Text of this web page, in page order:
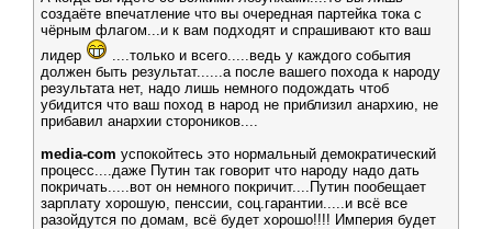
создаёте впечатление что вы очередная партейка тока с
чёрным флагом...и к вам подходят и спрашивают кто ваш
лидер
....только и всего.....ведь у каждого события
должен быть результат......а после вашего похода к народу
результата нет, надо лишь немного подождать чтоб
убидится что ваш поход в народ не приблизил анархию, не
прибавил анархии стороников....
media-com успокойтесь это нормальный демократический
процесс....даже Путин так говорит что народу надо дать
покричать.....вот он немного покричит....Путин пообещает
зарплату хорошую, пенссии, соц.гарантии.....и всё все
разойдутся по домам, всё будет хорошо!!!! Империя будет